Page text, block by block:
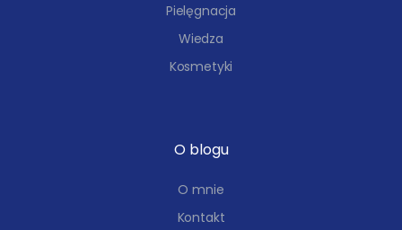
Pielęgnacja
Wiedza
Kosmetyki
O blogu
O mnie
Kontakt